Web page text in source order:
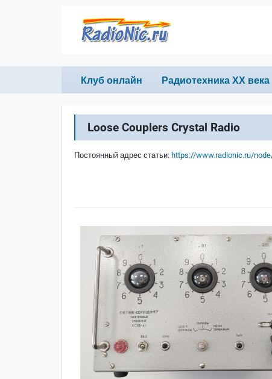
Primary links
Клуб онлайн Радиотехника ХХ века
Loose Couplers Crystal Radio
Постоянный адрес статьи: https://www.radionic.ru/